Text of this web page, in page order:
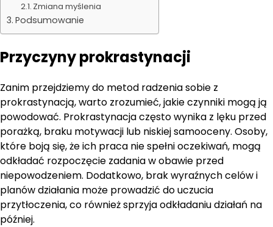
Zmiana myślenia
Podsumowanie
Przyczyny prokrastynacji
Zanim przejdziemy do metod radzenia sobie z
prokrastynacją, warto zrozumieć, jakie czynniki mogą ją
powodować. Prokrastynacja często wynika z lęku przed
porażką, braku motywacji lub niskiej samooceny. Osoby,
które boją się, że ich praca nie spełni oczekiwań, mogą
odkładać rozpoczęcie zadania w obawie przed
niepowodzeniem. Dodatkowo, brak wyraźnych celów i
planów działania może prowadzić do uczucia
przytłoczenia, co również sprzyja odkładaniu działań na
później.